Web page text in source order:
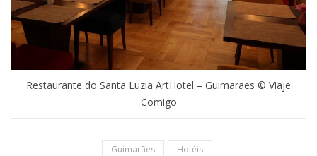
Restaurante do Santa Luzia ArtHotel – Guimaraes © Viaje
Comigo
Guimarães Hotéis